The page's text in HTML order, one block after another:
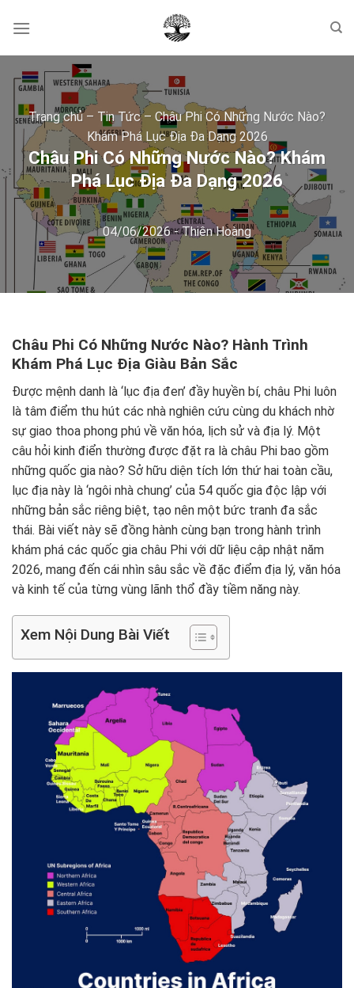
Trang chủ– Tin Tức– Châu Phi Có Những Nước Nào?
Khám Phá Lục Địa Đa Dạng 2026
Châu Phi Có Những Nước Nào? Khám
Phá Lục Địa Đa Dạng 2026
04/06/2026-Thiên Hoàng
Châu Phi Có Những Nước Nào? Hành Trình
Khám Phá Lục Địa Giàu Bản Sắc
Được mệnh danh là ‘lục địa đen’ đầy huyền bí, châu Phi luôn
là tâm điểm thu hút các nhà nghiên cứu cùng du khách nhờ
sự giao thoa phong phú về văn hóa, lịch sử và địa lý. Một
câu hỏi kinh điển thường được đặt ra là châu Phi bao gồm
những quốc gia nào? Sở hữu diện tích lớn thứ hai toàn cầu,
lục địa này là ‘ngôi nhà chung’ của 54 quốc gia độc lập với
những bản sắc riêng biệt, tạo nên một bức tranh đa sắc
thái. Bài viết này sẽ đồng hành cùng bạn trong hành trình
khám phá các quốc gia châu Phi với dữ liệu cập nhật năm
2026, mang đến cái nhìn sâu sắc về đặc điểm địa lý, văn hóa
và kinh tế của từng vùng lãnh thổ đầy tiềm năng này.
Xem Nội Dung Bài Viết